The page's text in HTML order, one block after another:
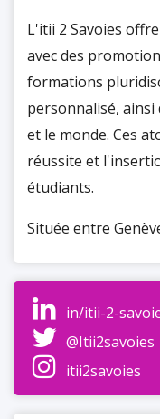
L'itii 2 Savoies
avec des
formations
personnalisé,
et le monde. Ces
réussite et
étudiants.
Située entre
joue un rôle
intellectuel et
transfrontalier.
in/itii-2-
@Itii2savoies
itii2savoies